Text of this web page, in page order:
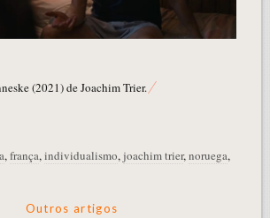
(2021) de Joachim Trier.
,frança,individualismo,joachim trier,noruega,
Outros artigos